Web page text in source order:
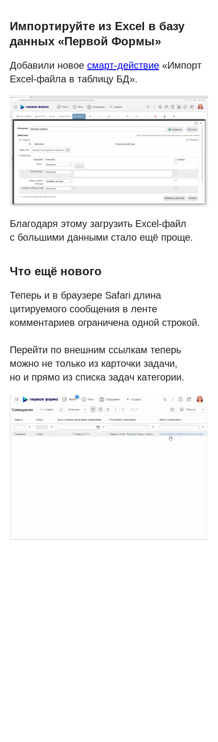
Импортируйте из Excel в базу
данных «Первой Формы»
Добавили новое смарт-действие «Импорт
Excel-файла в таблицу БД».
Благодаря этому загрузить Excel-файл
с большими данными стало ещё проще.
Что ещё нового
Теперь и в браузере Safari длина
цитируемого сообщения в ленте
комментариев ограничена одной строкой.
Перейти по внешним ссылкам теперь
можно не только из карточки задачи,
но и прямо из списка задач категории.